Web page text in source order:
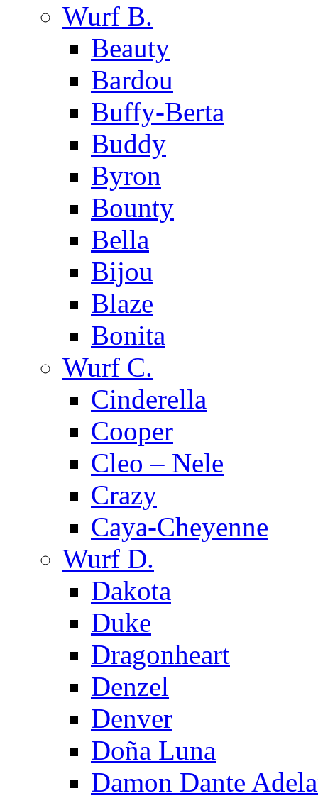
Wurf B.
Beauty
Bardou
Buffy-Berta
Buddy
Byron
Bounty
Bella
Bijou
Blaze
Bonita
Wurf C.
Cinderella
Cooper
Cleo – Nele
Crazy
Caya-Cheyenne
Wurf D.
Dakota
Duke
Dragonheart
Denzel
Denver
Doña Luna
Damon Dante